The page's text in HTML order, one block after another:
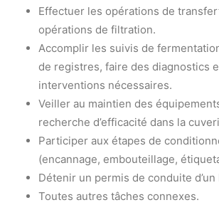
Effectuer les opérations de
opérations de filtration.
Accomplir les suivis de
de registres, faire des diagnostics
interventions nécessaires.
Veiller au maintien des
recherche d’efficacité dans la
Participer aux étapes de
(encannage, embouteillage,
Détenir un permis de conduite
Toutes autres tâches connexes.